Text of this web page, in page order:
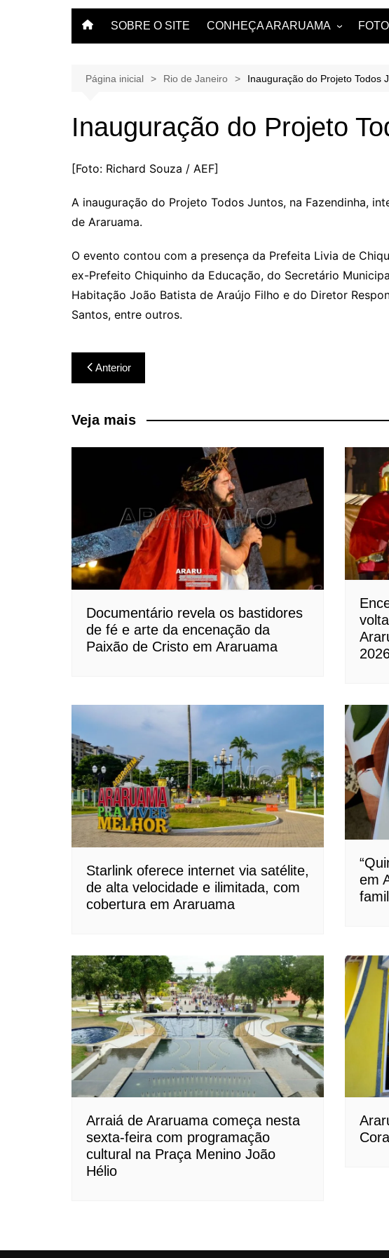
SOBRE O SITE CONHEÇA ARARUAMA
Página inicial Rio de Janeiro Inauguração do Projeto Todos
Inauguração do Projeto
[Foto: Richard Souza / AEF]
A inauguração do Projeto Todos Juntos, na Fazendinha,
de Araruama.
O evento contou com a presença da Prefeita Livia de
ex-Prefeito Chiquinho da Educação, do Secretário
Habitação João Batista de Araújo Filho e do Diretor
Santos, entre outros.
Navegação
de
Post
Anterior
Veja mais
Documentário revela os bastidores
de fé e arte da encenação da
Paixão de Cristo em Araruama
Starlink oferece internet via satélite,
de alta velocidade e ilimitada, com
cobertura em Araruama
em
Arraiá de Araruama começa nesta
sexta-feira com programação
cultural na Praça Menino João
Hélio